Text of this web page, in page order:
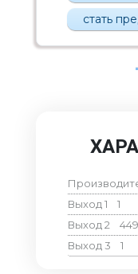
стать
Выход 1
1
Выход 2
Выход 3
1